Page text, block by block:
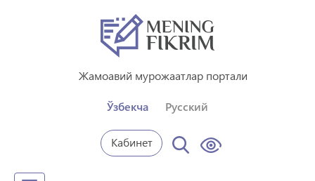
Жамоавий мурожаатлар портали
Ўзбекча Русский
Кабинет